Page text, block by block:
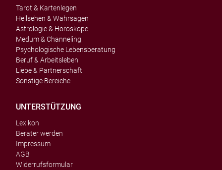
Tarot & Kartenlegen
Hellsehen & Wahrsagen
Astrologie & Horoskope
Medum & Channeling
Psychologische Lebensberatung
Beruf & Arbeitsleben
Liebe & Partnerschaft
Sonstige Bereiche
UNTERSTÜTZUNG
Lexikon
Berater werden
Impressum
AGB
Widerrufsformular